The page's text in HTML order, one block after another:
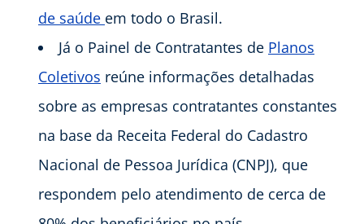
de saúde em todo o Brasil.
Já o Painel de Contratantes de Planos
Coletivos reúne informações detalhadas
sobre as empresas contratantes constantes
na base da Receita Federal do Cadastro
Nacional de Pessoa Jurídica (CNPJ), que
respondem pelo atendimento de cerca de